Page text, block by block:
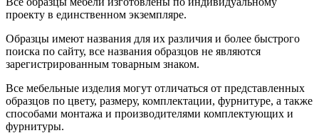
проекту в единственном экземпляре.
Образцы имеют названия для их различия и более быстрого
поиска по сайту, все названия образцов не являются
зарегистрированным товарным знаком.
Все мебельные изделия могут отличаться от представленных
образцов по цвету, размеру, комплектации, фурнитуре, а также
способами монтажа и производителями комплектующих и
фурнитуры.